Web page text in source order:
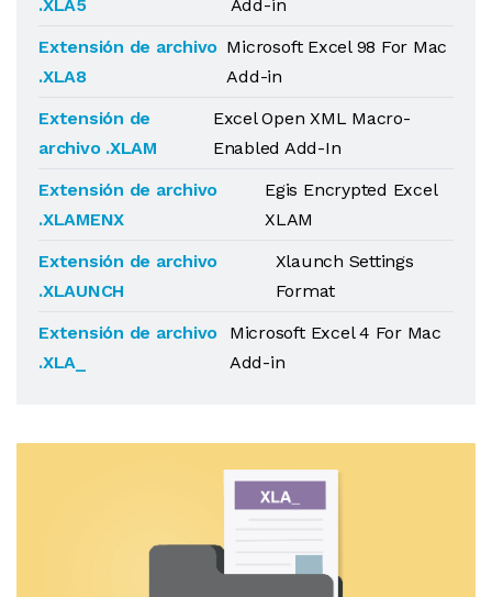
.XLA5
Add-in
Extensión de archivo
.XLA8
Microsoft Excel 98 For Mac
Add-in
Extensión de
archivo .XLAM
Excel Open XML Macro-
Enabled Add-In
Extensión de archivo
.XLAMENX
Egis Encrypted Excel
XLAM
Extensión de archivo
.XLAUNCH
Xlaunch Settings
Format
Extensión de archivo
.XLA_
Microsoft Excel 4 For Mac
Add-in